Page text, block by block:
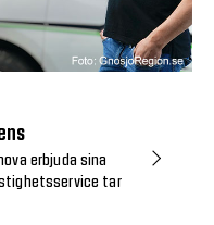
erbjuda sina
tar